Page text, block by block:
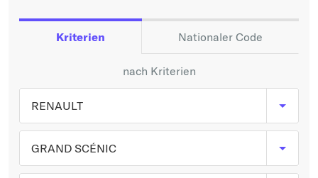
Hersteller wählen
Typ wählen
Kriterien Nationaler Code
nach Kriterien
RENAULT
GRAND SCÉNIC